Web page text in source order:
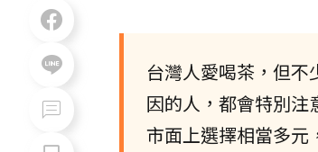
台灣人愛喝茶，但不
因的人，都會特別注
市面上選擇相當多元